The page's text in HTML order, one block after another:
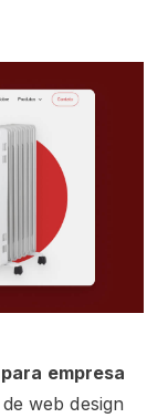
empresa
web design